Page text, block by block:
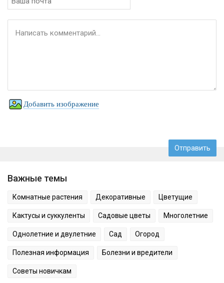
Добавить изображение
Важные темы
Комнатные растения Декоративные Цветущие
Кактусы и суккуленты Садовые цветы Многолетние
Однолетние и двулетние Сад Огород
Полезная информация Болезни и вредители
Советы новичкам